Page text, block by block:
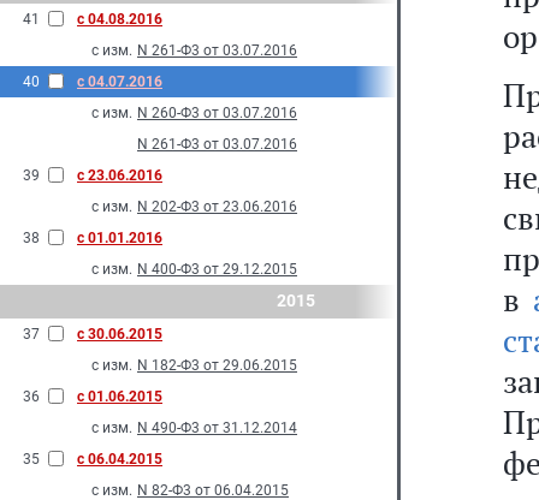
41
с 04.08.2016
с изм. N 261-Ф3 от 03.07.2016
40
с 04.07.2016
с изм. N 260-Ф3 от 03.07.2016
N 261-Ф3 от 03.07.2016
39
с 23.06.2016
с изм. N 202-Ф3 от 23.06.2016
38
с 01.01.2016
с изм. N 400-Ф3 от 29.12.2015
2015
37
с 30.06.2015
с изм. N 182-Ф3 от 29.06.2015
36
с 01.06.2015
с изм. N 490-Ф3 от 31.12.2014
35
с 06.04.2015
с изм. N 82-Ф3 от 06.04.2015
в